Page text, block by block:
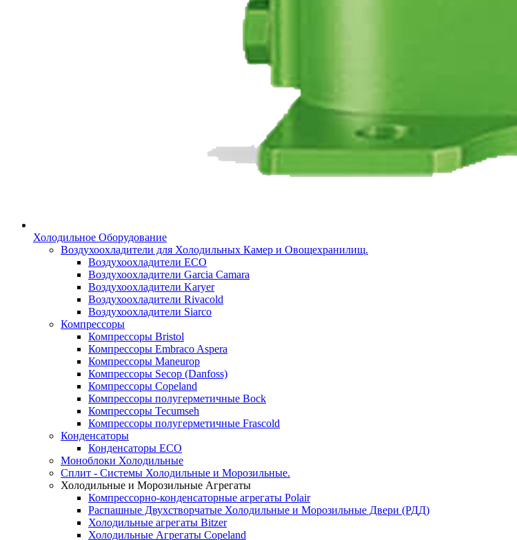
Холодильное Оборудование
Воздухоохладители для Холодильных Камер и Овощехранилищ.
Воздухоохладители ECO
Воздухоохладители Garcia Camara
Воздухоохладители Karyer
Воздухоохладители Rivacold
Воздухоохладители Siarco
Компрессоры
Компрессоры Bristol
Компрессоры Embraco Aspera
Компрессоры Maneurop
Компрессоры Secop (Danfoss)
Компрессоры Copeland
Компрессоры полугерметичные Bock
Компрессоры Tecumseh
Компрессоры полугерметичные Frascold
Конденсаторы
Конденсаторы ECO
Моноблоки Холодильные
Сплит - Системы Холодильные и Морозильные.
Холодильные и Морозильные Агрегаты
Компрессорно-конденсаторные агрегаты Polair
Распашные Двухстворчатые Холодильные и Морозильные Двери (РДД)
Холодильные агрегаты Bitzer
Холодильные Агрегаты Copeland